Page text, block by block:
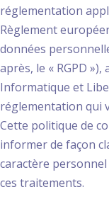
réglementation
Règlement
données
après, le « RGPD
Informatique et
réglementation qui
Cette politique de
informer de façon
caractère
ces traitements.